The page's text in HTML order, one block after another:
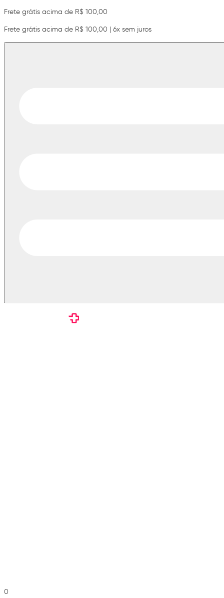
Frete grátis acima de R$ 100,00
Frete grátis acima de R$ 100,00 | 6x sem juros
0